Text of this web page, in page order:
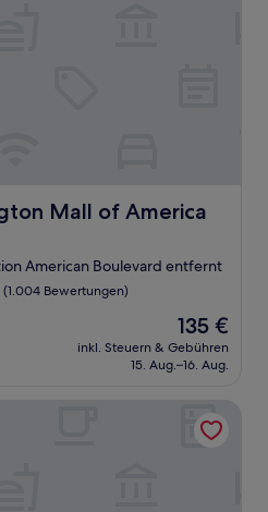
Mall of America
of America
American Boulevard entfernt
(1.004 Bewertungen)
Der
Preis
beträgt
135 €
inkl. Steuern & Gebühren
15. Aug.–16. Aug.
- St. Paul Airport by IHG